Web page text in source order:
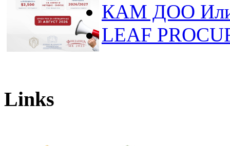
КАМ ДОО
LEAF
Links